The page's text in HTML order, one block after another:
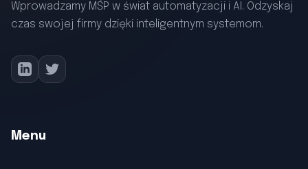
Wprowadzamy MŚP w świat automatyzacji i AI. Odzyskaj
czas swojej firmy dzięki inteligentnym systemom.
Menu